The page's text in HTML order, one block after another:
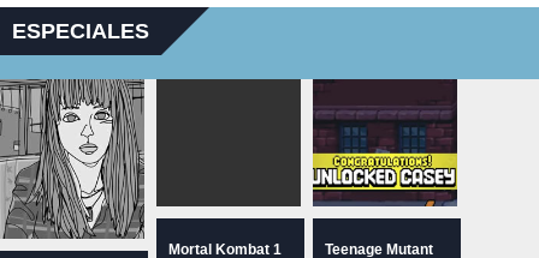
ESPECIALES
Mortal Kombat 1 Teenage Mutant